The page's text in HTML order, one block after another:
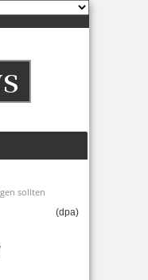
sollten
(dpa)